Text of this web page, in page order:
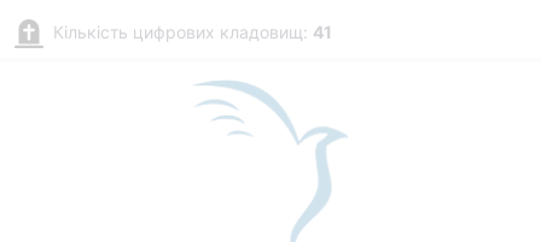
Кількість цифрових кладовищ: 41